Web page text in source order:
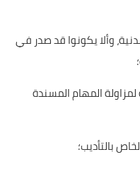
وألا يكونوا قد صدر في
المهام المسندة
بالتأديب؛